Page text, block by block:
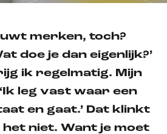
merken, toch?
doe je dan eigenlijk?’
ik regelmatig. Mijn
leg vast waar een
en gaat.’ Dat klinkt
het niet. Want je moet